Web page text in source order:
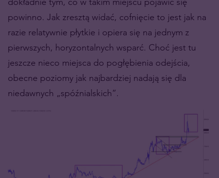
powinno. Jak zresztą widać, cofnięcie to jest jak na
razie relatywnie płytkie i opiera się na jednym z
pierwszych, horyzontalnych wsparć. Choć jest tu
jeszcze nieco miejsca do pogłębienia odejścia,
obecne poziomy jak najbardziej nadają się dla
niedawnych „spóźnialskich”.